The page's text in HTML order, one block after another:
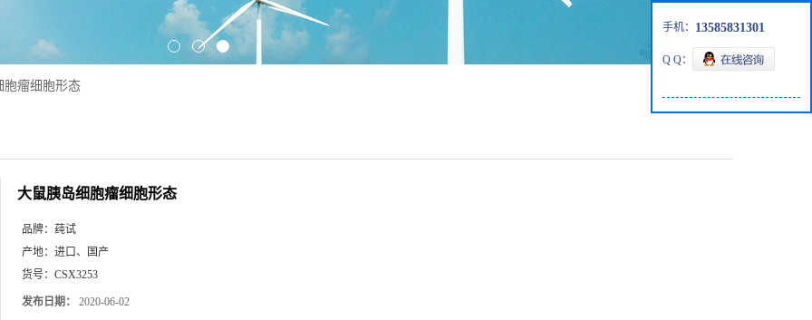
胞瘤细胞形态
大鼠胰岛细胞瘤细胞形态
品牌： 莼试
产地： 进口、国产
货号： CSX3253
发布日期： 2020-06-02
手机： 13585831301
Q Q：